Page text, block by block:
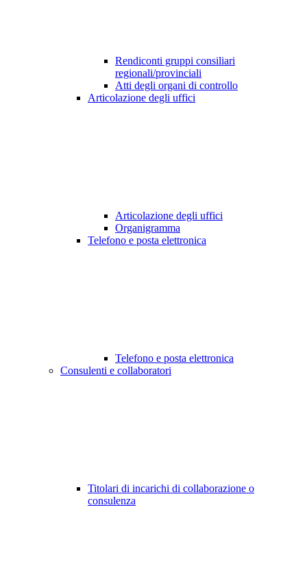
Rendiconti gruppi consiliari
regionali/provinciali
Atti degli organi di controllo
Articolazione degli uffici
Articolazione degli uffici
Organigramma
Telefono e posta elettronica
Telefono e posta elettronica
Consulenti e collaboratori
Titolari di incarichi di collaborazione o
consulenza